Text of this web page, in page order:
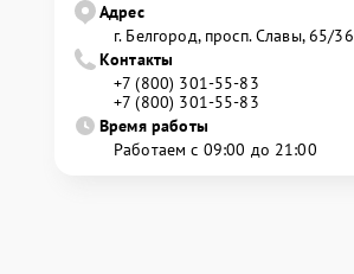
Адрес
г. Белгород, просп. Славы, 65/36
Контакты
+7 (800) 301-55-83
+7 (800) 301-55-83
Время работы
Работаем с 09:00 до 21:00